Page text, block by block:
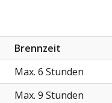
Brennzeit
Max. 6 Stunden
Max. 9 Stunden